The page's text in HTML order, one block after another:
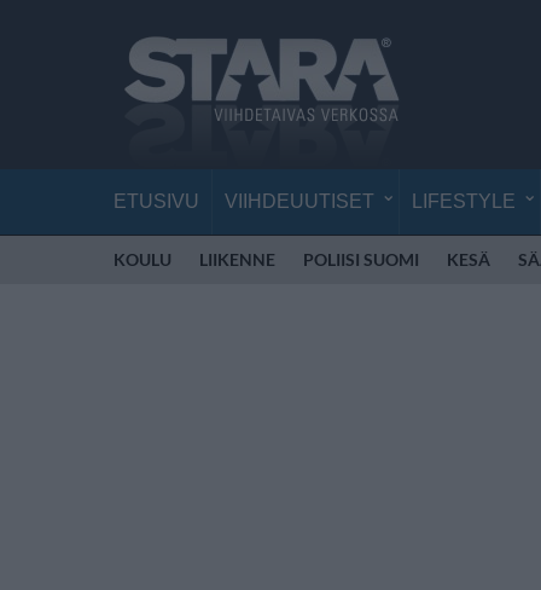
ETUSIVU VIIHDEUUTISET LIFESTYLE
KOULU LIIKENNE POLIISI SUOMI KESÄ